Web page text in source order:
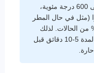
تصل درجة حرارة قرص الفرامل إلى 600 درجة مئوية،
(مثل في حال المطر
مما يسبب تشقق في 28% من الحالات. لذلك
يُنصح بترك السيارة تُرك في الموقع لمدة 5-10 دقائق قبل